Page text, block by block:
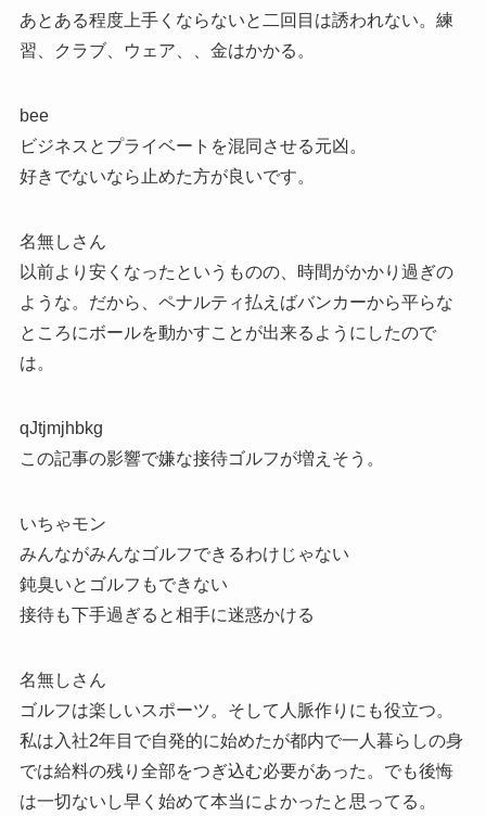
あとある程度上手くならないと二回目は誘われない。練
習、クラブ、ウェア、、金はかかる。
bee
ビジネスとプライベートを混同させる元凶。
好きでないなら止めた方が良いです。
名無しさん
以前より安くなったというものの、時間がかかり過ぎの
ような。だから、ペナルティ払えばバンカーから平らな
ところにボールを動かすことが出来るようにしたので
は。
qJtjmjhbkg
この記事の影響で嫌な接待ゴルフが増えそう。
いちゃモン
みんながみんなゴルフできるわけじゃない
鈍臭いとゴルフもできない
接待も下手過ぎると相手に迷惑かける
名無しさん
ゴルフは楽しいスポーツ。そして人脈作りにも役立つ。
私は入社2年目で自発的に始めたが都内で一人暮らしの身
では給料の残り全部をつぎ込む必要があった。でも後悔
は一切ないし早く始めて本当によかったと思ってる。